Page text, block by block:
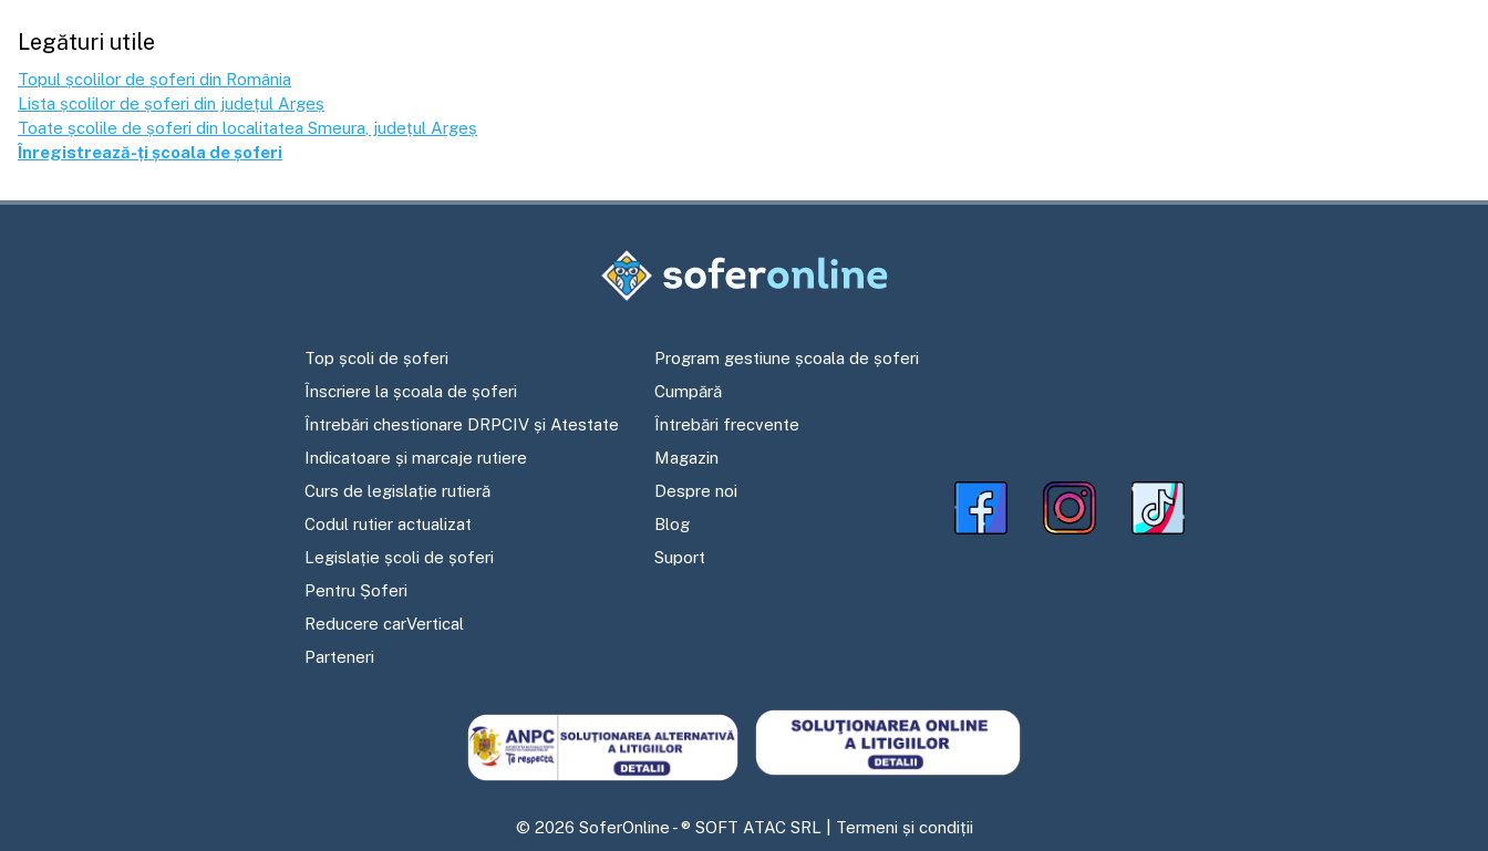
Legături utile
Topul școlilor de șoferi din România
Lista școlilor de șoferi din județul Argeș
Toate școlile de șoferi din localitatea Smeura , județul Argeș
Înregistrează-ți școala de șoferi
Top școli de șoferi
Înscriere la școala de șoferi
Întrebări chestionare DRPCIV și Atestate
Indicatoare și marcaje rutiere
Curs de legislație rutieră
Codul rutier actualizat
Legislație școli de șoferi
Pentru Șoferi
Reducere carVertical
Parteneri
Program gestiune școala de șoferi
Cumpără
Întrebări frecvente
Magazin
Despre noi
Blog
Suport
© 2026 SoferOnline - ® SOFT ATAC SRL | Termeni și condiții